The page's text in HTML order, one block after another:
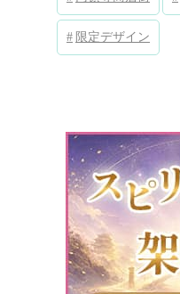
限定デザイン